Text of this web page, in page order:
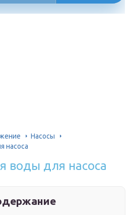
Насосы
насоса
воды для насоса